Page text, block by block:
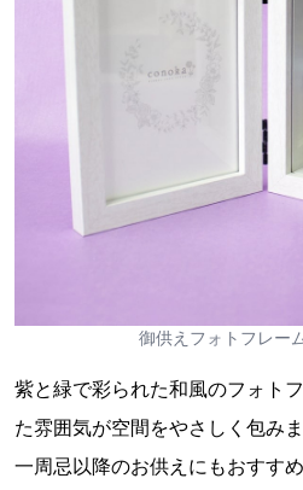
御供えフォトフレー
紫と緑で彩られた和風のフォト
た雰囲気が空間をやさしく包み
一周忌以降のお供えにもおすす